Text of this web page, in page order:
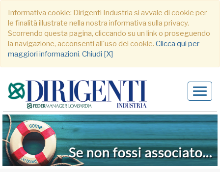
Informativa cookie: Dirigenti Industria si avvale di cookie per
le finalità illustrate nella nostra informativa sulla privacy.
Scorrendo questa pagina, cliccando su un link o proseguendo
la navigazione, acconsenti all´uso dei cookie. Clicca qui per
maggiori informazioni. Chiudi [X]